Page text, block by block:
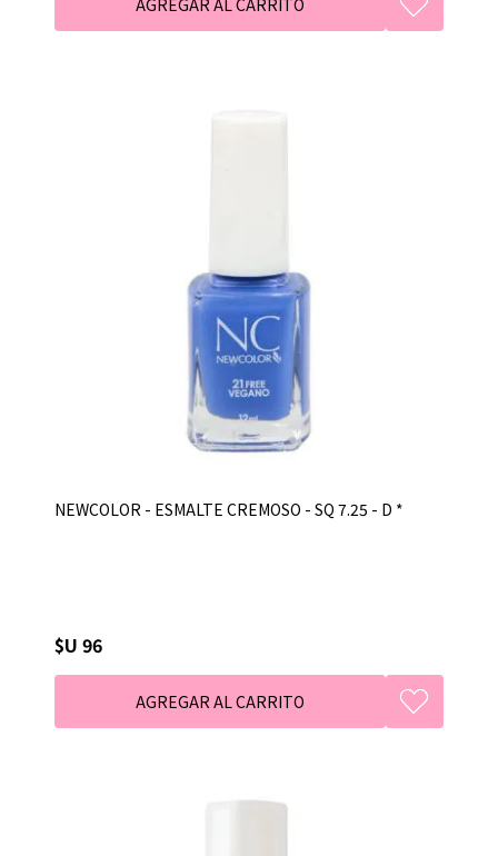
NEWCOLOR - ESMALTE CREMOSO - SQ 7.25 - D *
$U 96